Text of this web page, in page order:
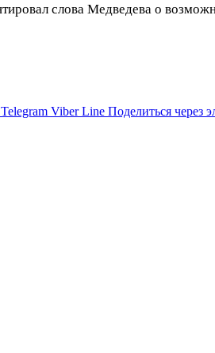
слова Медведева о
Telegram Viber Line Поделиться через